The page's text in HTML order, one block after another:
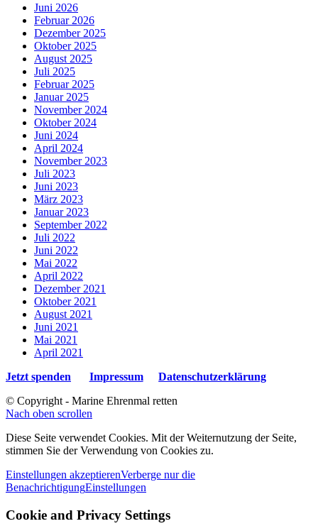
Juni 2026
Februar 2026
Dezember 2025
Oktober 2025
August 2025
Juli 2025
Februar 2025
Januar 2025
November 2024
Oktober 2024
Juni 2024
April 2024
November 2023
Juli 2023
Juni 2023
März 2023
Januar 2023
September 2022
Juli 2022
Juni 2022
Mai 2022
April 2022
Dezember 2021
Oktober 2021
August 2021
Juni 2021
Mai 2021
April 2021
Jetzt spenden
Impressum
Datenschutzerklärung
© Copyright - Marine Ehrenmal retten
Nach oben scrollen
Diese Seite verwendet Cookies. Mit der Weiternutzung der Seite,
stimmen Sie der Verwendung von Cookies zu.
Einstellungen akzeptierenVerberge nur die
BenachrichtigungEinstellungen
Cookie and Privacy Settings